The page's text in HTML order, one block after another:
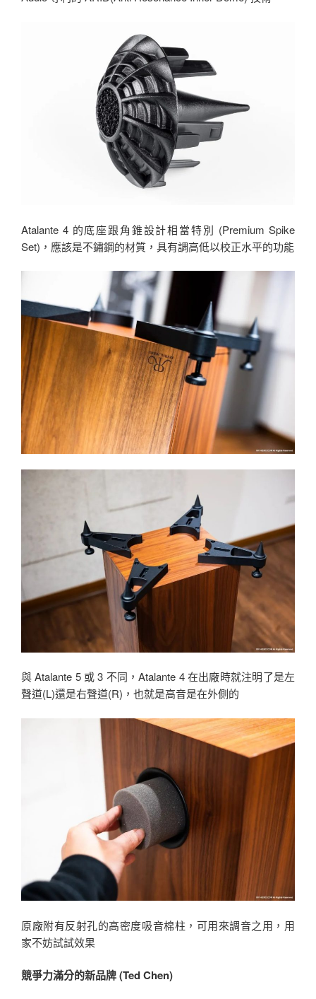
Atalante 4 的底座跟角錐設計相當特別 (Premium Spike
Set)，應該是不鏽鋼的材質，具有調高低以校正水平的功能
與 Atalante 5 或 3 不同，Atalante 4 在出廠時就注明了是左
聲道(L)還是右聲道(R)，也就是高音是在外側的
原廠附有反射孔的高密度吸音棉柱，可用來調音之用，用
家不妨試試效果
競爭力滿分的新品牌 (Ted Chen)